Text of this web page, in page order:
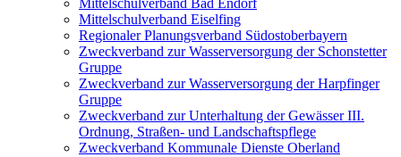
Mittelschulverband Bad Endorf
Mittelschulverband Eiselfing
Regionaler Planungsverband Südostoberbayern
Zweckverband zur Wasserversorgung der Schonstetter
Gruppe
Zweckverband zur Wasserversorgung der Harpfinger
Gruppe
Zweckverband zur Unterhaltung der Gewässer III.
Ordnung, Straßen- und Landschaftspflege
Zweckverband Kommunale Dienste Oberland